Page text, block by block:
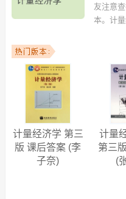
友注意
本。 计
管理、数学与应用数学、金融工
金融、市场营销、信息管理与信
以下学校的同学下载过
计量经
江大学、暨南大学、中南民族
济贸易大学、天津师范大学、北
计量经济学 第三
版 课后答案 (李
子奈)
计量
第三
(